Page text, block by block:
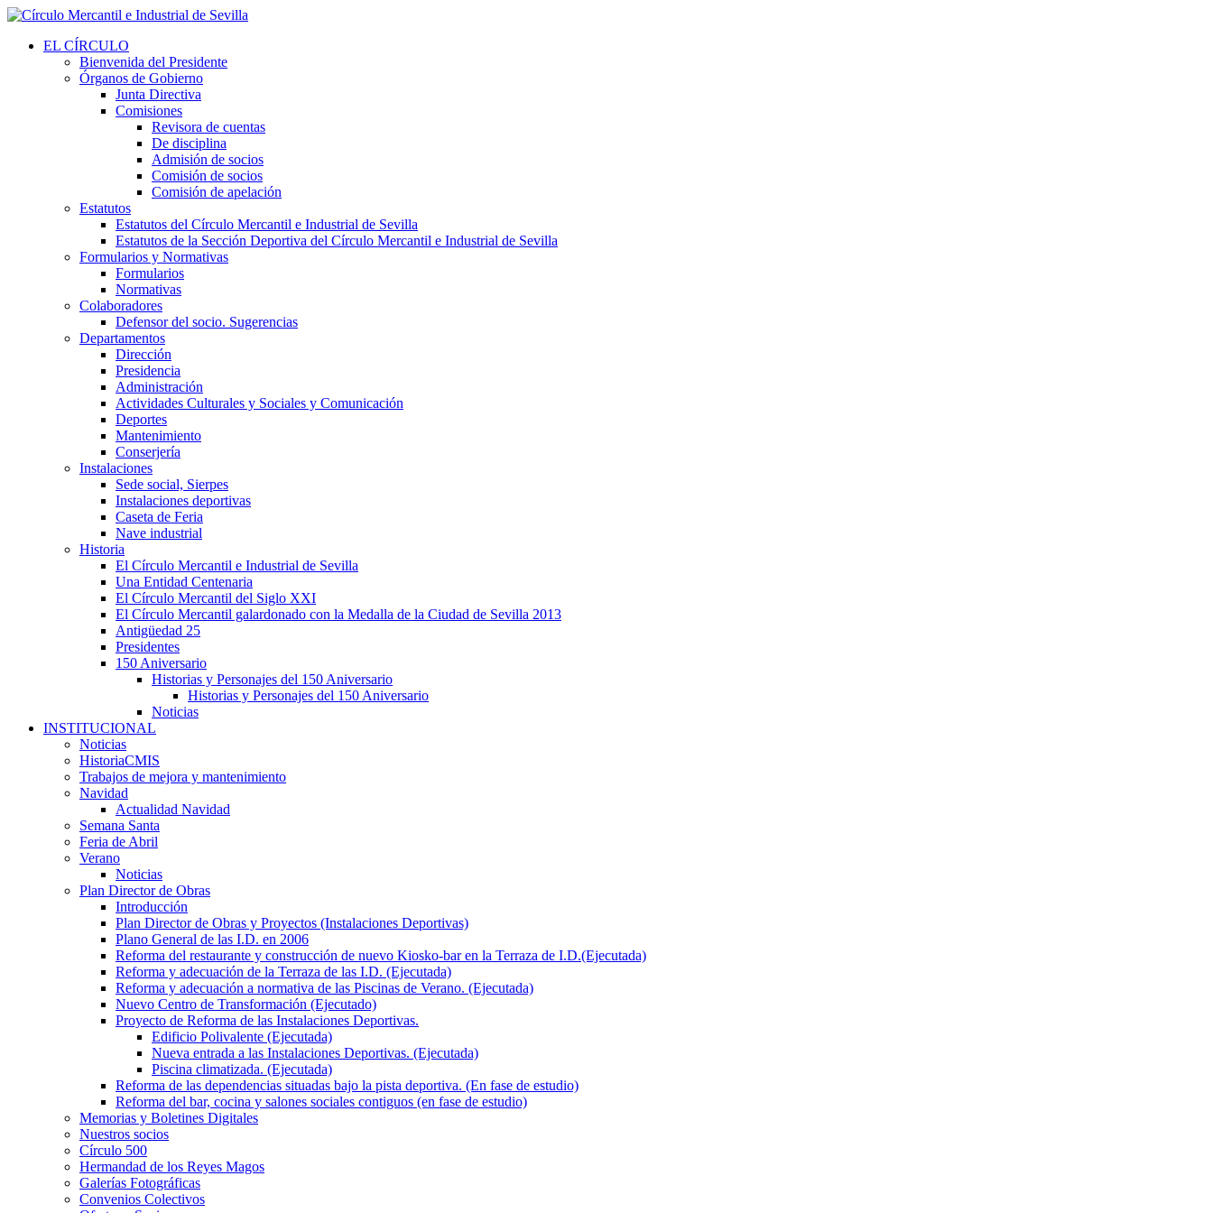
EL CÍRCULO
Bienvenida del Presidente
Órganos de Gobierno
Junta Directiva
Comisiones
Revisora de cuentas
De disciplina
Admisión de socios
Comisión de socios
Comisión de apelación
Estatutos
Estatutos del Círculo Mercantil e Industrial de Sevilla
Estatutos de la Sección Deportiva del Círculo Mercantil e Industrial de Sevilla
Formularios y Normativas
Formularios
Normativas
Colaboradores
Defensor del socio. Sugerencias
Departamentos
Dirección
Presidencia
Administración
Actividades Culturales y Sociales y Comunicación
Deportes
Mantenimiento
Conserjería
Instalaciones
Sede social, Sierpes
Instalaciones deportivas
Caseta de Feria
Nave industrial
Historia
El Círculo Mercantil e Industrial de Sevilla
Una Entidad Centenaria
El Círculo Mercantil del Siglo XXI
El Círculo Mercantil galardonado con la Medalla de la Ciudad de Sevilla 2013
Antigüedad 25
Presidentes
150 Aniversario
Historias y Personajes del 150 Aniversario
Historias y Personajes del 150 Aniversario
Noticias
INSTITUCIONAL
Noticias
HistoriaCMIS
Trabajos de mejora y mantenimiento
Navidad
Actualidad Navidad
Semana Santa
Feria de Abril
Verano
Noticias
Plan Director de Obras
Introducción
Plan Director de Obras y Proyectos (Instalaciones Deportivas)
Plano General de las I.D. en 2006
Reforma del restaurante y construcción de nuevo Kiosko-bar en la Terraza de I.D.(Ejecutada)
Reforma y adecuación de la Terraza de las I.D. (Ejecutada)
Reforma y adecuación a normativa de las Piscinas de Verano. (Ejecutada)
Nuevo Centro de Transformación (Ejecutado)
Proyecto de Reforma de las Instalaciones Deportivas.
Edificio Polivalente (Ejecutada)
Nueva entrada a las Instalaciones Deportivas. (Ejecutada)
Piscina climatizada. (Ejecutada)
Reforma de las dependencias situadas bajo la pista deportiva. (En fase de estudio)
Reforma del bar, cocina y salones sociales contiguos (en fase de estudio)
Memorias y Boletines Digitales
Nuestros socios
Círculo 500
Hermandad de los Reyes Magos
Galerías Fotográficas
Convenios Colectivos